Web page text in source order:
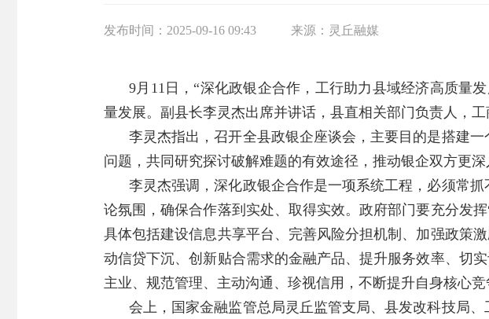
发布时间： 2025-09-16 09:43 来源： 灵丘融媒
9月11日，“深化政银企合作，工行助力县域经济高质量
量发展。副县长李灵杰出席并讲话，县直相关部门负责人，
李灵杰指出，召开全县政银企座谈会，主要目的是搭建
问题，共同研究探讨破解难题的有效途径，推动银企双方更
李灵杰强调，深化政银企合作是一项系统工程，必须常
论氛围，确保合作落到实处、取得实效。政府部门要充分发
具体包括建设信息共享平台、完善风险分担机制、加强政策
动信贷下沉、创新贴合需求的金融产品、提升服务效率、切
主业、规范管理、主动沟通、珍视信用，不断提升自身核心竞
会上，国家金融监管总局灵丘监管支局、县发改科技局